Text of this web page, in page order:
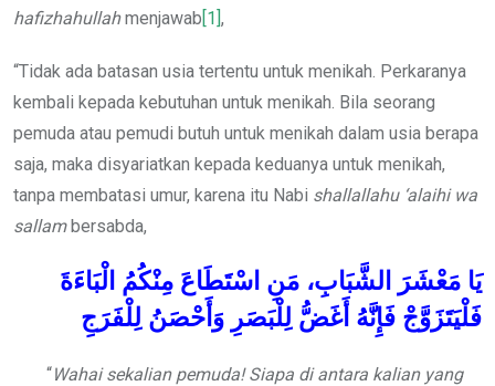
hafizhahullahmenjawab[1],
“Tidak ada batasan usia tertentu untuk menikah. Perkaranya
kembali kepada kebutuhan untuk menikah. Bila seorang
pemuda atau pemudi butuh untuk menikah dalam usia berapa
saja, maka disyariatkan kepada keduanya untuk menikah,
tanpa membatasi umur, karena itu Nabi shallallahu ‘alaihi wa
sallambersabda,
يَا مَعْشَرَ الشَّبَابِ، مَنِ اسْتَطَاعَ مِنْكُمُ الْبَاءَةَ
فَلْيَتَزَوَّجْ فَإِنَّهُ أَغَضُّ لِلْبَصَرِ وَأَحْصَنُ لِلْفَرَجِ
“Wahai sekalian pemuda! Siapa di antara kalian yang